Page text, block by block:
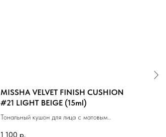
MISSHA VELVET FINISH CUSHION
#21 LIGHT BEIGE (15ml)
Тональный кушон для лица с матовым
1 100 р.